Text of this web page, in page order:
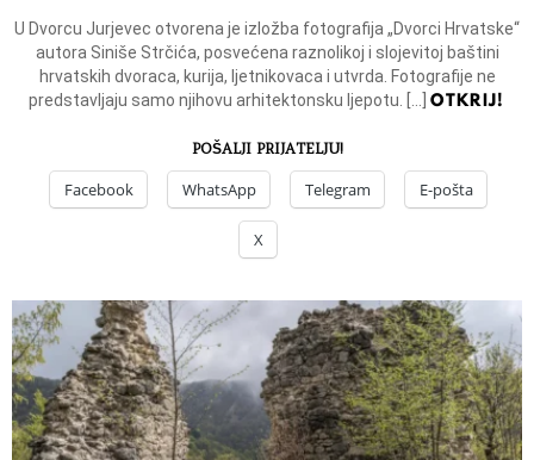
U Dvorcu Jurjevec otvorena je izložba fotografija „Dvorci Hrvatske“
autora Siniše Strčića, posvećena raznolikoj i slojevitoj baštini
hrvatskih dvoraca, kurija, ljetnikovaca i utvrda. Fotografije ne
predstavljaju samo njihovu arhitektonsku ljepotu. […]OTKRIJ!
POŠALJI PRIJATELJU!
Facebook WhatsApp Telegram E-pošta
X